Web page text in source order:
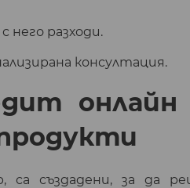
него разходи.
консултация.
онлайн
са създадени, за да